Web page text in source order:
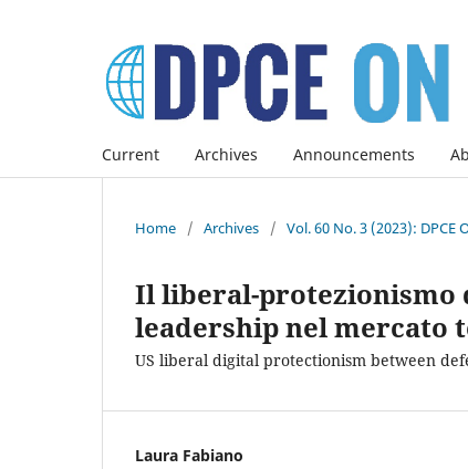
Current Archives Announcements
Home / Archives / Vol. 60 No. 3 (2023): DPCE
Il liberal-protezionismo
leadership nel mercato
US liberal digital protectionism between
Laura Fabiano